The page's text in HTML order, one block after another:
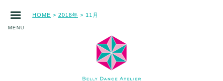
MENU
HOME > 2018年 > 11月